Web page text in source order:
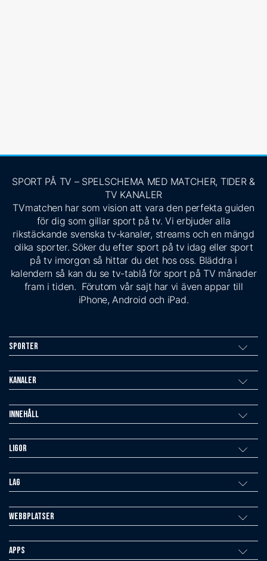
SPORT PÅ TV – SPELSCHEMA MED MATCHER, TIDER &
TV KANALER
TVmatchen har som vision att vara den perfekta guiden
för dig som gillar sport på tv. Vi erbjuder alla
rikstäckande svenska tv-kanaler, streams och en mängd
olika sporter. Söker du efter sport på tv idag eller sport
på tv imorgon så hittar du det hos oss. Bläddra i
kalendern så kan du se tv-tablå för sport på TV månader
fram i tiden. Förutom vår sajt har vi även appar till
iPhone, Android och iPad.
Sporter
Kanaler
Innehåll
Ligor
Lag
Webbplatser
Apps